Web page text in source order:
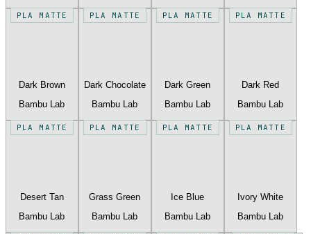
PLA MATTE
Dark Brown
Bambu Lab
PLA MATTE
Dark Chocolate
Bambu Lab
PLA MATTE
Dark Green
Bambu Lab
PLA MATTE
Dark Red
Bambu Lab
PLA MATTE
Desert Tan
Bambu Lab
PLA MATTE
Grass Green
Bambu Lab
PLA MATTE
Ice Blue
Bambu Lab
PLA MATTE
Ivory White
Bambu Lab